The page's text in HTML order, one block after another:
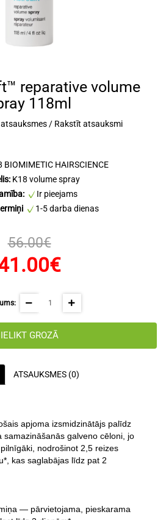
reparative volume
118ml
/ Rakstīt atsauksmi
BIOMIMETIC HAIRSCIENCE
K18 volume spray
Ir pieejams
1-5 darba dienas
56.00€
IELIKT GROZĀ
ATSAUKSMES (0)
apjoma izsmidzinātājs palīdz
samazināšanās galveno cēloni, jo
nodrošinot 2,5 reizes
kas saglabājas līdz pat 2
— pārvietojama, pieskarama